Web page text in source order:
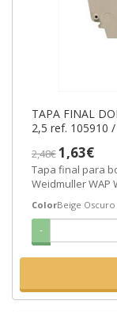
TAPA FINAL
2,5 ref. 105910
2,48€1,63€
Tapa final para
Weidmuller WAP
ColorBeige Oscuro
-